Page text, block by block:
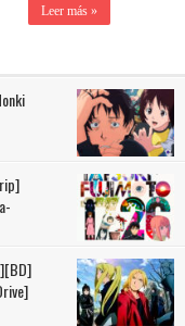
Leer más »